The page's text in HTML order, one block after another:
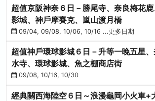
超值京阪神奈６日－勝尾寺、奈良梅花
影城、神戶摩賽克、嵐山渡月橋
09/04, 09/08, 10/06, 10/16 ...更多日期
超值神戶環球影城６日－升等一晚五星
水寺、環球影城、魚之棚商店街
09/08, 10/16, 10/30
經典關西海陸空６日～浪漫龜岡小火車+